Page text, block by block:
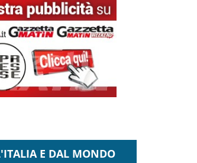
E DAL MONDO